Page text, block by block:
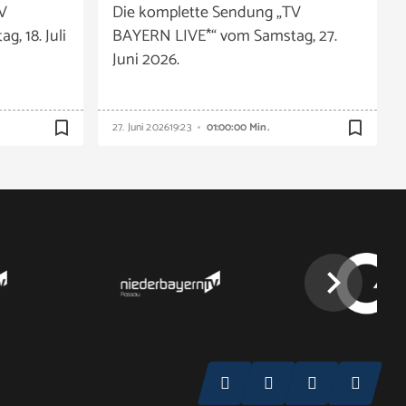
18. Juli
bookmark_border
Die komplette Sendung „TV
BAYERN LIVE*“ vom Samstag, 27.
Juni 2026.
27. Juni 202619:23 01:00:00 Min. bookmark_border
chevron_right